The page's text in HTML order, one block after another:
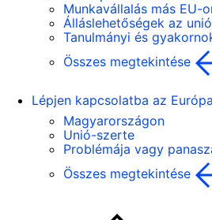
Munkavállalás más EU-
Álláslehetőségek az
Tanulmányi és
Összes megtekintése
Lépjen kapcsolatba az
Magyarországon
Unió-szerte
Problémája vagy
Összes megtekintése